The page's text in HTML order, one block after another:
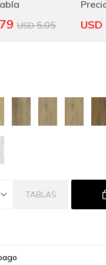
USD 5,05 USD
TABLAS